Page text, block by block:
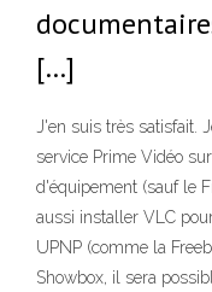
[…]
J'en suis très satisfait.
service Prime Vidéo
d'équipement (sauf le
aussi installer VLC
UPNP (comme la
Showbox, il sera